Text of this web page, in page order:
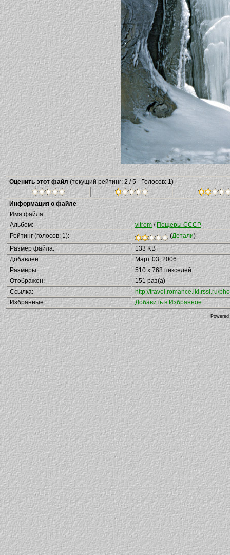
Оценить этот файл (текущий рейтинг: 2 / 5 - Голосов: 1)
Информация о файле
Имя файла:
Альбом:
vitrom / Пещеры СССР
Рейтинг (голосов: 1):
(Детали)
Размер файла:
133 KB
Добавлен:
Март 03, 2006
Размеры:
510 x 768 пикселей
Отображен:
151 раз(а)
Ссылка:
http://travel.romance.iki.rssi.ru/
Избранные:
Добавить в Избранное